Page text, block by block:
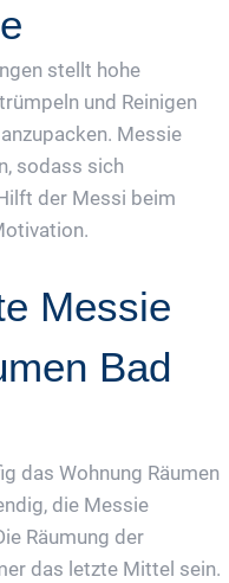
stellt hohe
und Reinigen
Messie
sodass sich
der Messi beim
Messie
Bad
das Wohnung Räumen
die Messie
Räumung der
das letzte Mittel sein.